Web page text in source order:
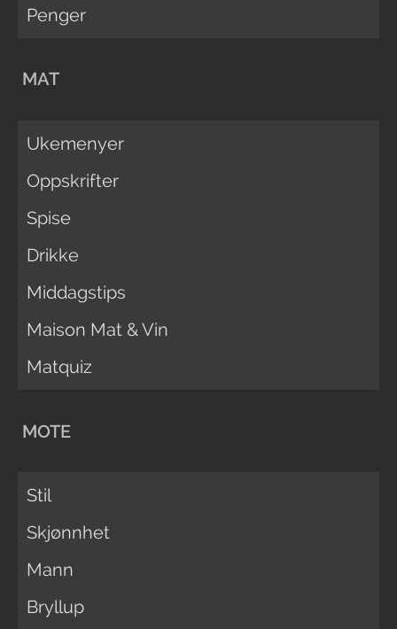
Penger
MAT
Ukemenyer
Oppskrifter
Spise
Drikke
Middagstips
Maison Mat & Vin
Matquiz
MOTE
Stil
Skjønnhet
Mann
Bryllup